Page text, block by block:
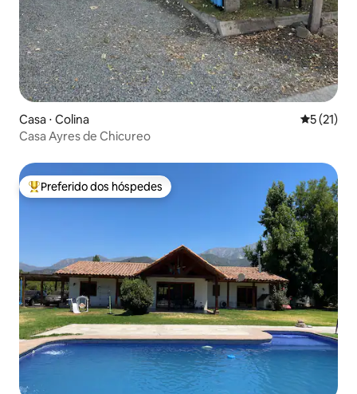
Casa ⋅ Colina 5 de uma
5 (21)
Casa Ayres de Chicureo
Entre os melhores preferidos dos hóspedes
Preferido dos hóspedes